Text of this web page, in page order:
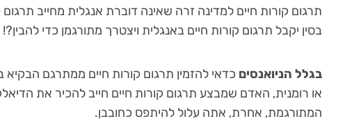
תרגום קורות חיים למדינה זרה שאינה דוברת אנגלית מחייב
בסין יקבל תרגום קורות חיים באנגלית ויצטרך מתורגמן כדי להבין?!
בגלל הניואנסים כדאי להזמין תרגום קורות חיים ממתרגם
או רומנית, האדם שמבצע תרגום קורות חיים חייב להכיר את
המתורגמת, אחרת, אתה עלול להיתפס כחובבן.